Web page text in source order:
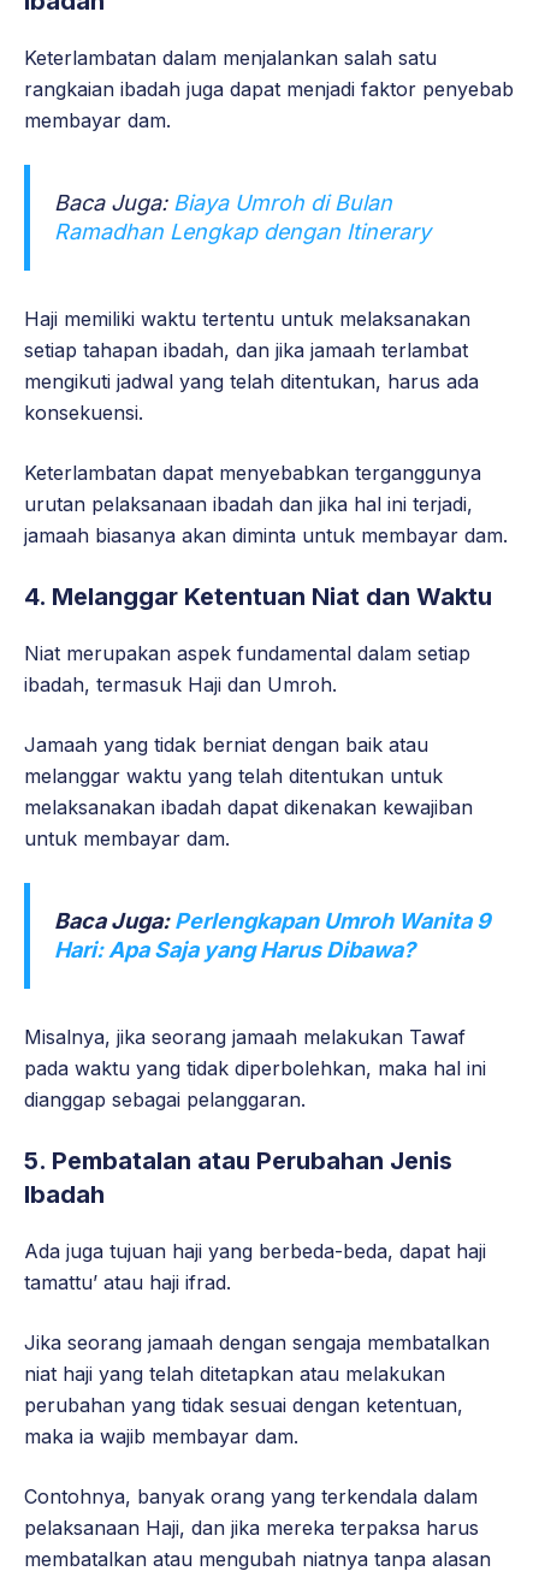
Keterlambatan dalam menjalankan salah satu
rangkaian ibadah juga dapat menjadi faktor penyebab
membayar dam.
Baca Juga: Biaya Umroh di Bulan
Ramadhan Lengkap dengan Itinerary
Haji memiliki waktu tertentu untuk melaksanakan
setiap tahapan ibadah, dan jika jamaah terlambat
mengikuti jadwal yang telah ditentukan, harus ada
konsekuensi.
Keterlambatan dapat menyebabkan terganggunya
urutan pelaksanaan ibadah dan jika hal ini terjadi,
jamaah biasanya akan diminta untuk membayar dam.
4. Melanggar Ketentuan Niat dan Waktu
Niat merupakan aspek fundamental dalam setiap
ibadah, termasuk Haji dan Umroh.
Jamaah yang tidak berniat dengan baik atau
melanggar waktu yang telah ditentukan untuk
melaksanakan ibadah dapat dikenakan kewajiban
untuk membayar dam.
Baca Juga:Perlengkapan Umroh Wanita 9
Hari: Apa Saja yang Harus Dibawa?
Misalnya, jika seorang jamaah melakukan Tawaf
pada waktu yang tidak diperbolehkan, maka hal ini
dianggap sebagai pelanggaran.
5. Pembatalan atau Perubahan Jenis
Ibadah
Ada juga tujuan haji yang berbeda-beda, dapat haji
tamattu’ atau haji ifrad.
Jika seorang jamaah dengan sengaja membatalkan
niat haji yang telah ditetapkan atau melakukan
perubahan yang tidak sesuai dengan ketentuan,
maka ia wajib membayar dam.
Contohnya, banyak orang yang terkendala dalam
pelaksanaan Haji, dan jika mereka terpaksa harus
membatalkan atau mengubah niatnya tanpa alasan